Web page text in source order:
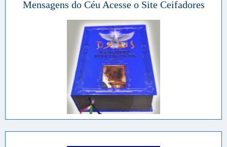
Mensagens do Céu Acesse o Site Ceifadores